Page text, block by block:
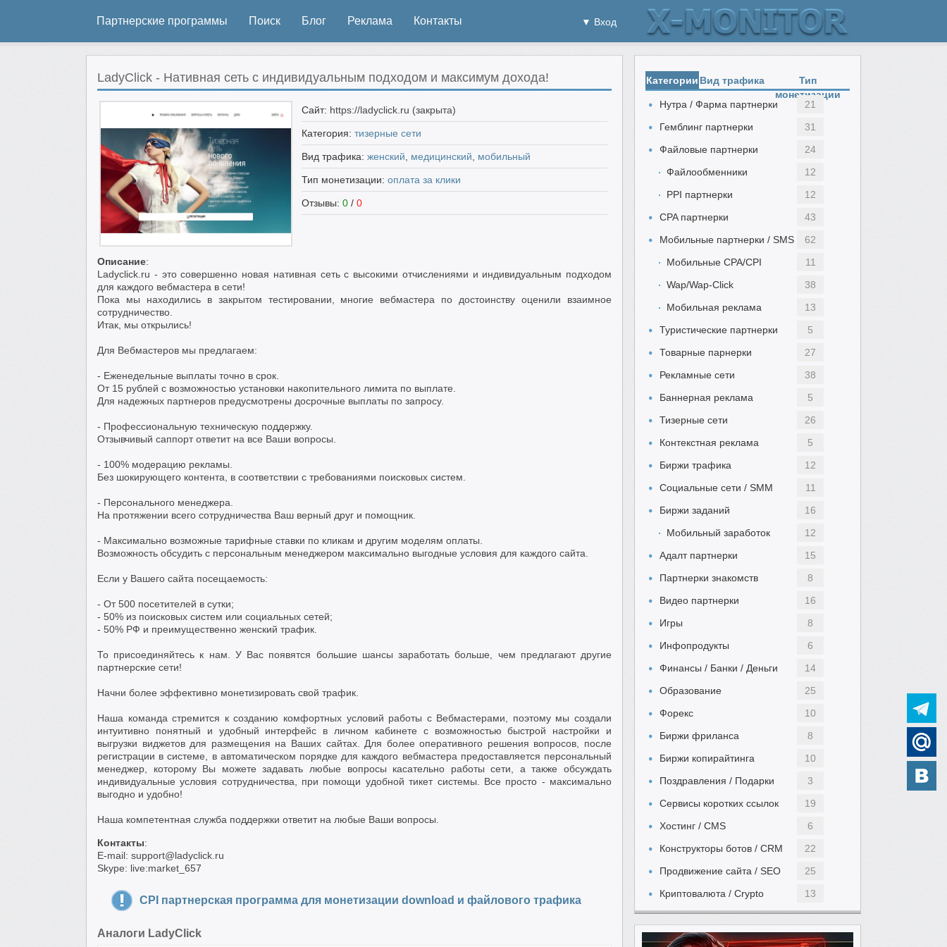
Партнерские программы Поиск Блог Реклама Контакты ▼ Вход
LadyClick - Нативная сеть с индивидуальным подходом и максимум дохода!
Сайт: https://ladyclick.ru (закрыта)
Категория: тизерные сети
Вид трафика: женский медицинский мобильный
Тип монетизации: оплата за клики
Отзывы: 0 / 0
Описание:
Ladyclick.ru - это совершенно новая нативная сеть с высокими отчислениями и индивидуальным подходом
для каждого вебмастера в сети!
Пока мы находились в закрытом тестировании, многие вебмастера по достоинству оценили взаимное
сотрудничество.
Итак, мы открылись!
Для Вебмастеров мы предлагаем:
- Еженедельные выплаты точно в срок.
От 15 рублей с возможностью установки накопительного лимита по выплате.
Для надежных партнеров предусмотрены досрочные выплаты по запросу.
- Профессиональную техническую поддержку.
Отзывчивый саппорт ответит на все Ваши вопросы.
- 100% модерацию рекламы.
Без шокирующего контента, в соответствии с требованиями поисковых систем.
- Персонального менеджера.
На протяжении всего сотрудничества Ваш верный друг и помощник.
- Максимально возможные тарифные ставки по кликам и другим моделям оплаты.
Возможность обсудить с персональным менеджером максимально выгодные условия для каждого сайта.
Если у Вашего сайта посещаемость:
- От 500 посетителей в сутки;
- 50% из поисковых систем или социальных сетей;
- 50% РФ и преимущественно женский трафик.
То присоединяйтесь к нам. У Вас появятся большие шансы заработать больше, чем предлагают другие
партнерские сети!
Начни более эффективно монетизировать свой трафик.
Наша команда стремится к созданию комфортных условий работы с Вебмастерами, поэтому мы создали
интуитивно понятный и удобный интерфейс в личном кабинете с возможностью быстрой настройки и
выгрузки виджетов для размещения на Ваших сайтах. Для более оперативного решения вопросов, после
регистрации в системе, в автоматическом порядке для каждого вебмастера предоставляется персональный
менеджер, которому Вы можете задавать любые вопросы касательно работы сети, а также обсуждать
индивидуальные условия сотрудничества, при помощи удобной тикет системы. Все просто - максимально
выгодно и удобно!
Наша компетентная служба поддержки ответит на любые Ваши вопросы.
Контакты:
E-mail: support@ladyclick.ru
Skype: live:market_657
CPI партнерская программа для монетизации download и файлового трафика
Аналоги LadyClick
Категории Вид трафика
Тип
монетизации
Нутра / Фарма партнерки
21
Гемблинг партнерки
31
Файловые партнерки
24
Файлообменники
12
PPI партнерки
12
CPA партнерки
43
Мобильные партнерки / SMS
62
Мобильные CPA/CPI
11
Wap/Wap-Click
38
Мобильная реклама
13
Туристические партнерки
5
Товарные парнерки
27
Рекламные сети
38
Баннерная реклама
5
Тизерные сети
26
Контекстная реклама
5
Биржи трафика
12
Социальные сети / SMM
11
Биржи заданий
16
Мобильный заработок
12
Адалт партнерки
15
Партнерки знакомств
8
Видео партнерки
16
Игры
8
Инфопродукты
6
Финансы / Банки / Деньги
14
Образование
25
Форекс
10
Биржи фриланса
8
Биржи копирайтинга
10
Поздравления / Подарки
3
Сервисы коротких ссылок
19
Хостинг / CMS
6
Конструкторы ботов / CRM
22
Продвижение сайта / SEO
25
Криптовалюта / Crypto
13
Автомобильный
5
Женский
13
Выполнение заданий
49
Инвестиции
11